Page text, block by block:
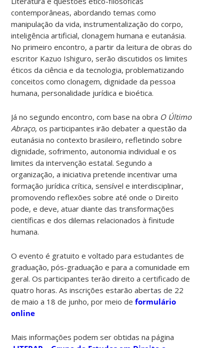
contemporâneas, abordando temas como
manipulação da vida, instrumentalização do corpo,
inteligência artificial, clonagem humana e eutanásia.
No primeiro encontro, a partir da leitura de obras do
escritor Kazuo Ishiguro, serão discutidos os limites
éticos da ciência e da tecnologia, problematizando
conceitos como clonagem, dignidade da pessoa
humana, personalidade jurídica e bioética.
Já no segundo encontro, com base na obra O Último
Abraço, os participantes irão debater a questão da
eutanásia no contexto brasileiro, refletindo sobre
dignidade, sofrimento, autonomia individual e os
limites da intervenção estatal. Segundo a
organização, a iniciativa pretende incentivar uma
formação jurídica crítica, sensível e interdisciplinar,
promovendo reflexões sobre até onde o Direito
pode, e deve, atuar diante das transformações
científicas e dos dilemas relacionados à finitude
humana.
O evento é gratuito e voltado para estudantes de
graduação, pós-graduação e para a comunidade em
geral. Os participantes terão direito a certificado de
quatro horas. As inscrições estarão abertas de 22
de maio a 18 de junho, por meio deformulário
online
Mais informações podem ser obtidas na página